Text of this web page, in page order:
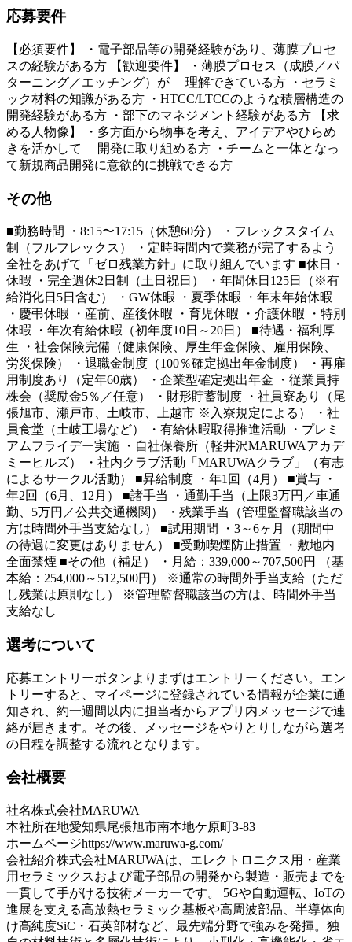
応募要件
【必須要件】 ・電子部品等の開発経験があり、薄膜プロセ
スの経験がある方 【歓迎要件】 ・薄膜プロセス（成膜／パ
ターニング／エッチング）が 理解できている方 ・セラミ
ック材料の知識がある方 ・HTCC/LTCCのような積層構造の
開発経験がある方 ・部下のマネジメント経験がある方 【求
める人物像】 ・多方面から物事を考え、アイデアやひらめ
きを活かして 開発に取り組める方 ・チームと一体となっ
て新規商品開発に意欲的に挑戦できる方
その他
■勤務時間 ・8:15〜17:15（休憩60分） ・フレックスタイム
制（フルフレックス） ・定時時間内で業務が完了するよう
全社をあげて「ゼロ残業方針」に取り組んでいます ■休日・
休暇 ・完全週休2日制（土日祝日） ・年間休日125日（※有
給消化日5日含む） ・GW休暇 ・夏季休暇 ・年末年始休暇
・慶弔休暇 ・産前、産後休暇 ・育児休暇 ・介護休暇 ・特別
休暇 ・年次有給休暇（初年度10日～20日） ■待遇・福利厚
生 ・社会保険完備（健康保険、厚生年金保険、雇用保険、
労災保険） ・退職金制度（100％確定拠出年金制度） ・再雇
用制度あり（定年60歳） ・企業型確定拠出年金 ・従業員持
株会（奨励金5％／任意） ・財形貯蓄制度 ・社員寮あり（尾
張旭市、瀬戸市、土岐市、上越市 ※入寮規定による） ・社
員食堂（土岐工場など） ・有給休暇取得推進活動 ・プレミ
アムフライデー実施 ・自社保養所（軽井沢MARUWAアカデ
ミーヒルズ） ・社内クラブ活動「MARUWAクラブ」（有志
によるサークル活動） ■昇給制度 ・年1回（4月） ■賞与 ・
年2回（6月、12月） ■諸手当 ・通勤手当（上限3万円／車通
勤、5万円／公共交通機関） ・残業手当（管理監督職該当の
方は時間外手当支給なし） ■試用期間 ・3～6ヶ月（期間中
の待遇に変更はありません） ■受動喫煙防止措置 ・敷地内
全面禁煙 ■その他（補足） ・月給：339,000～707,500円 （基
本給：254,000～512,500円） ※通常の時間外手当支給（ただ
し残業は原則なし） ※管理監督職該当の方は、時間外手当
支給なし
選考について
応募エントリーボタンよりまずはエントリーください。エン
トリーすると、マイページに登録されている情報が企業に通
知され、約一週間以内に担当者からアプリ内メッセージで連
絡が届きます。その後、メッセージをやりとりしながら選考
の日程を調整する流れとなります。
会社概要
社名株式会社MARUWA
本社所在地愛知県尾張旭市南本地ケ原町3-83
ホームページhttps://www.maruwa-g.com/
会社紹介株式会社MARUWAは、エレクトロニクス用・産業
用セラミックスおよび電子部品の開発から製造・販売までを
一貫して手がける技術メーカーです。 5Gや自動運転、IoTの
進展を支える高放熱セラミック基板や高周波部品、半導体向
け高純度SiC・石英部材など、最先端分野で強みを発揮。独